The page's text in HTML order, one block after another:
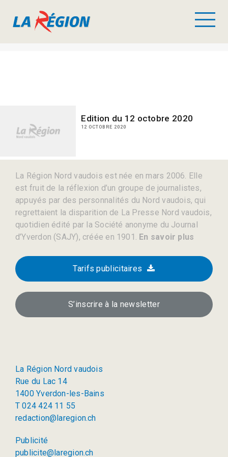
Edition du 12 octobre 2020
12 OCTOBRE 2020
La Région Nord vaudois est née en mars 2006. Elle
est fruit de la réflexion d’un groupe de journalistes,
appuyés par des personnalités du Nord vaudois, qui
regrettaient la disparition de La Presse Nord vaudois,
quotidien édité par la Société anonyme du Journal
d’Yverdon (SAJY), créée en 1901. En savoir plus
Tarifs publicitaires
S’inscrire à la newsletter
La Région Nord vaudois
Rue du Lac 14
1400 Yverdon-les-Bains
T 024 424 11 55
redaction@laregion.ch
Publicité
publicite@laregion.ch